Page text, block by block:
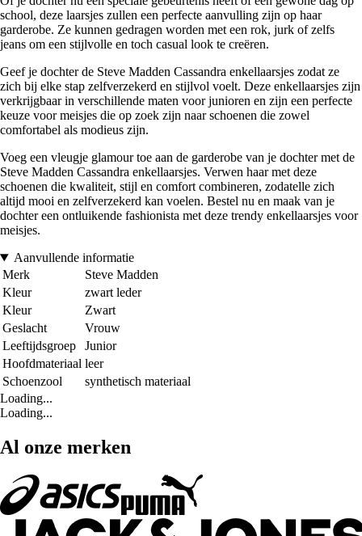
school, deze laarsjes zullen een perfecte aanvulling zijn op haar
garderobe. Ze kunnen gedragen worden met een rok, jurk of zelfs
jeans om een stijlvolle en toch casual look te creëren.
Geef je dochter de Steve Madden Cassandra enkellaarsjes zodat ze
zich bij elke stap zelfverzekerd en stijlvol voelt. Deze enkellaarsjes zijn
verkrijgbaar in verschillende maten voor junioren en zijn een perfecte
keuze voor meisjes die op zoek zijn naar schoenen die zowel
comfortabel als modieus zijn.
Voeg een vleugje glamour toe aan de garderobe van je dochter met de
Steve Madden Cassandra enkellaarsjes. Verwen haar met deze
schoenen die kwaliteit, stijl en comfort combineren, zodatelle zich
altijd mooi en zelfverzekerd kan voelen. Bestel nu en maak van je
dochter een ontluikende fashionista met deze trendy enkellaarsjes voor
meisjes.
Aanvullende informatie
Merk
Steve Madden
Kleur
zwart leder
Kleur
Zwart
Geslacht
Vrouw
Leeftijdsgroep
Junior
Hoofdmateriaal leer
Schoenzool
synthetisch materiaal
Loading...
Loading...
Al onze merken